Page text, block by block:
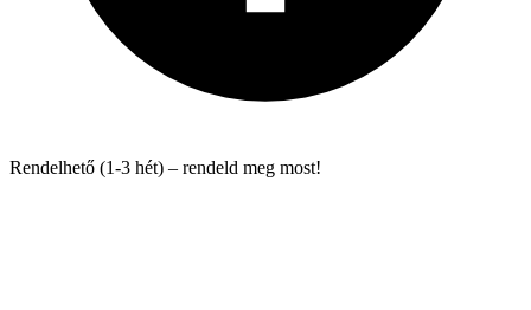
Rendelhető (1-3 hét) – rendeld meg most!